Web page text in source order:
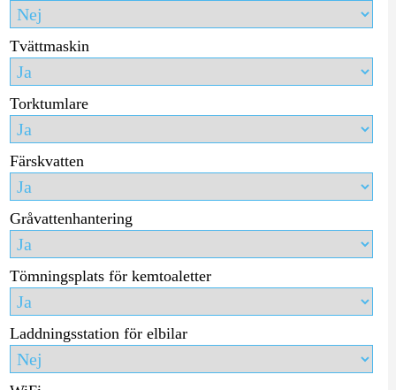
Tvättmaskin
Torktumlare
Färskvatten
Gråvattenhantering
Tömningsplats för kemtoaletter
Laddningsstation för elbilar